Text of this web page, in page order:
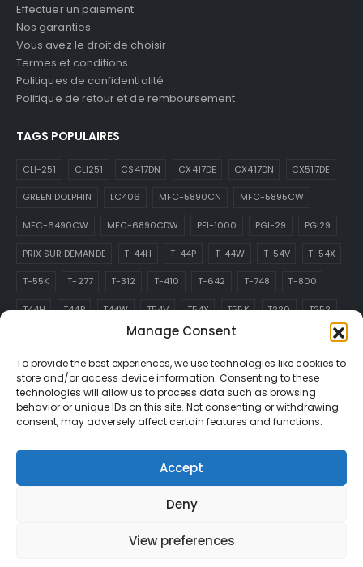
Manage Consent
To provide the best experiences, we use technologies like cookies to
store and/or access device information. Consenting to these
technologies will allow us to process data such as browsing
behavior or unique IDs on this site. Not consenting or withdrawing
consent, may adversely affect certain features and functions.
Accept
Deny
View preferences
Effectuer un paiement
Nos garanties
Vous avez le droit de choisir
Termes et conditions
Politiques de confidentialité
Politique de retour et de remboursement
TAGS POPULAIRES
CLI-251 CLI251 CS417DN CX417DE CX417DN CX517DE
GREEN DOLPHIN LC406 MFC-5890CN MFC-5895CW
MFC-6490CW MFC-6890CDW PFI-1000 PGI-29 PGI29
PRIX SUR DEMANDE T-44H T-44P T-44W T-54V T-54X
T-55K T-277 T-312 T-410 T-642 T-748 T-800
T44H T44P T44W T54V T54X T55K T220 T252
T410 T642 T748
TN-229
ABONNEZ-VOUS À L’INFOLETTRE
Recevez toutes les dernières informations sur les
événements, les ventes et les offres. S’inscrire à l’infolettre :